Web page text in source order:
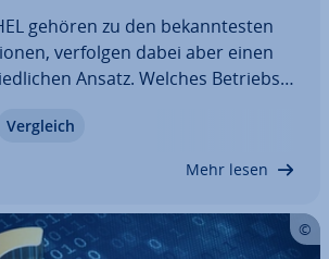
gehören zu den be­kann­tes­ten
verfolgen dabei aber einen
Ansatz. Welches Be­triebs­
und mit­ein­an­der ver­gli­chen. Am
Vergleich
Mehr lesen